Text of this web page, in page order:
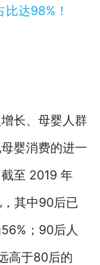
长、母婴人群
婴消费的进一
至 2019 年
其中90后已
；90后人
高于80后的